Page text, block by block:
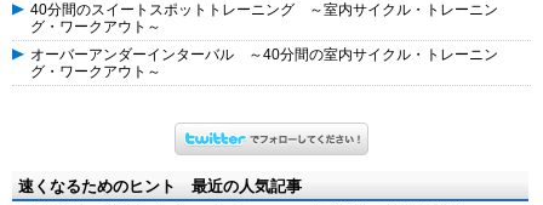
40分間のスイートスポットトレーニング ～室内サイクル・トレーニン
グ・ワークアウト～
オーバーアンダーインターバル ～40分間の室内サイクル・トレーニン
グ・ワークアウト～
速くなるためのヒント 最近の人気記事